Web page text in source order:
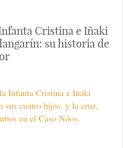
Cristina e Iñaki
su historia de
Infanta Cristina e Iñaki
sus cuatro hijos, y la cruz,
en el Caso Nóos.